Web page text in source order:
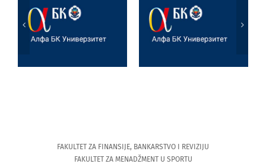
Jezik, književnost
i veštačka
Marijane
Joksimović
Univerzitetu u
FAKULTET ZA FINANSIJE, BANKARSTVO I REVIZIJU
FAKULTET ZA MENADŽMENT U SPORTU